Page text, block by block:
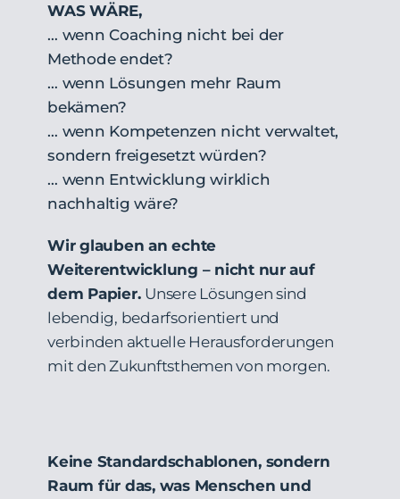
WAS WÄRE,
… wenn Coaching nicht bei der
Methode endet?
… wenn Lösungen mehr Raum
bekämen?
… wenn Kompetenzen nicht verwaltet,
sondern freigesetzt würden?
… wenn Entwicklung wirklich
nachhaltig wäre?
Wir glauben an echte
Weiterentwicklung – nicht nur auf
dem Papier. Unsere Lösungen sind
lebendig, bedarfsorientiert und
verbinden aktuelle Herausforderungen
mit den Zukunftsthemen von morgen.
Keine Standardschablonen, sondern
Raum für das, was Menschen und